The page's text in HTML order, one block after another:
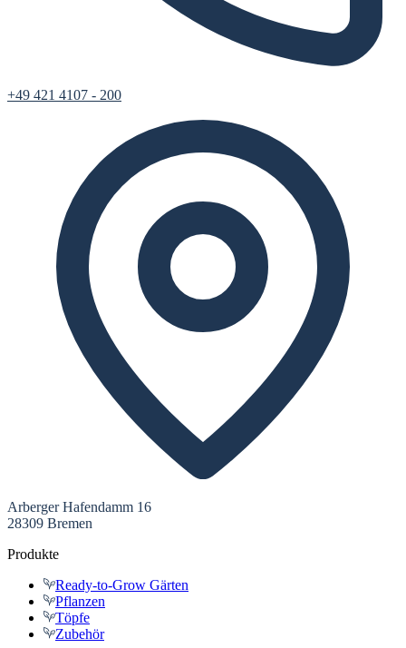
+49 421 4107 - 200
Arberger Hafendamm 16
28309 Bremen
Produkte
Ready-to-Grow Gärten
Pflanzen
Töpfe
Zubehör